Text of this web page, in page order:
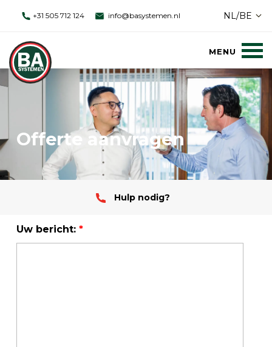
+31 505 712 124 info@basystemen.nl NL/BE
Offerte aanvragen
Hulp nodig?
Uw bericht: *